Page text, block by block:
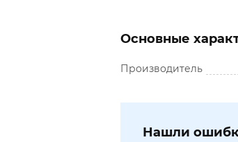
Основные
Производитель
Нашли